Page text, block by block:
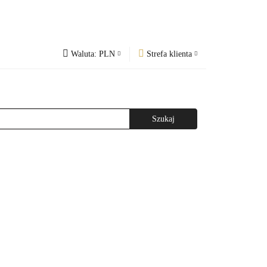
Waluta: PLN Strefa klienta
Dodaj zgłoszenie